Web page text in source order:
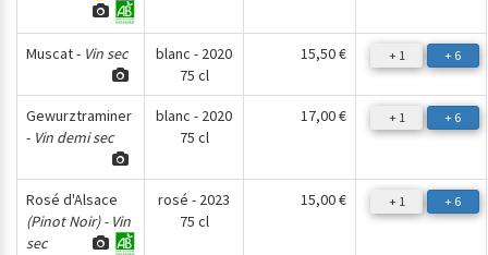
Muscat - Vin sec
blanc - 2020
75 cl
15,50 € + 1 + 6
Gewurztraminer
- Vin demi sec
blanc - 2020
75 cl
17,00 € + 1 + 6
Rosé d'Alsace
(Pinot Noir) - Vin
sec
rosé - 2023
75 cl
15,00 € + 1 + 6